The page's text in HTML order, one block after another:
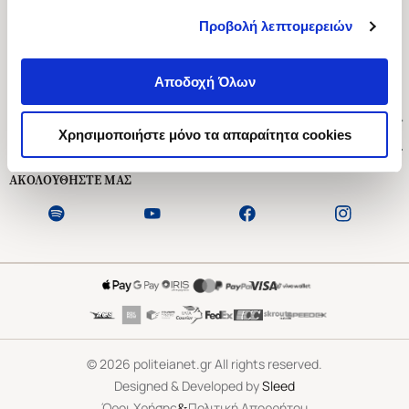
Προβολή λεπτομερειών
Αποδοχή Όλων
Χρησιμοποιήστε μόνο τα απαραίτητα cookies
Ασκληπιού 1-3, Αθήνα 106 79
Δευτέρα - Παρασκευή 09:00-21:00
Εξυπηρέτηση Πελατών
ΑΚΟΛΟΥΘΗΣΤΕ ΜΑΣ
©2026 politeianet.gr All rights reserved.
Designed & Developed bySleed